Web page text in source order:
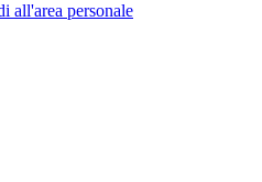
all'area personale